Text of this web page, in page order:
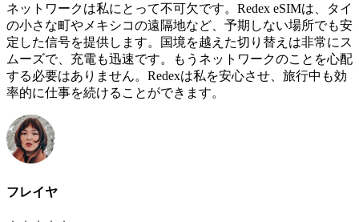
ネットワークは私にとって不可欠です。Redex eSIMは、タイ
の小さな町やメキシコの遠隔地など、予期しない場所でも安
定した信号を提供します。国境を越えた切り替えは非常にス
ムーズで、充電も迅速です。もうネットワークのことを心配
する必要はありません。Redexは私を安心させ、旅行中も効
率的に仕事を続けることができます。
フレイヤ